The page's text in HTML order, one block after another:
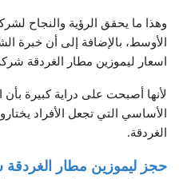
وهذا ما يحقق الرؤية والنجاح
الأوسط، بالإضافة إلى أن خبرة
اسعار ليموزين مطار الغردقة
لأنها أصبحت على دراية كبيرة
الأساسي التي تجعل الأفراد
الغردقة.
حجز ليموزين مطار الغردقة